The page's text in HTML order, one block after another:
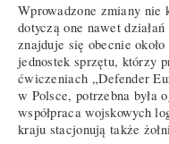
Wprowadzone zmiany
dotyczą one nawet
znajduje się obecnie
jednostek sprzętu, którzy
ćwiczeniach „Defender
w Polsce, potrzebna była
współpraca wojskowych
kraju stacjonują także